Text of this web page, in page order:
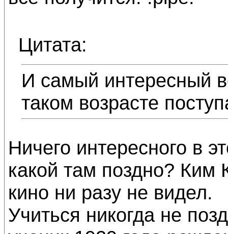
Цитата:
И самый интересный
таком возрасте
Ничего интересного в
какой там поздно?
кино ни разу не видел.
Учиться никогда не